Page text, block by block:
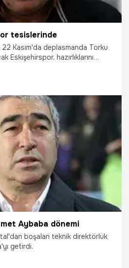
tesislerinde
Kasım'da deplasmanda Torku
Eskişehirspor, hazırlıklarını
Aybaba dönemi
boşalan teknik direktörlük
getirdi.